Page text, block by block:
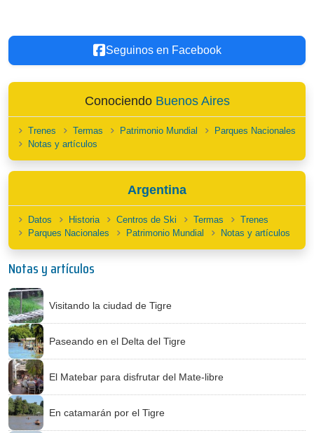
Seguinos en Facebook
Conociendo Buenos Aires
Trenes Termas Patrimonio Mundial
Parques Nacionales
Notas y artículos
Argentina
Datos Historia Centros de Ski Termas
Trenes
Parques Nacionales
Patrimonio Mundial Notas y artículos
Notas y artículos
Visitando la ciudad de Tigre
Paseando en el Delta del Tigre
El Matebar para disfrutar del Mate-libre
En catamarán por el Tigre